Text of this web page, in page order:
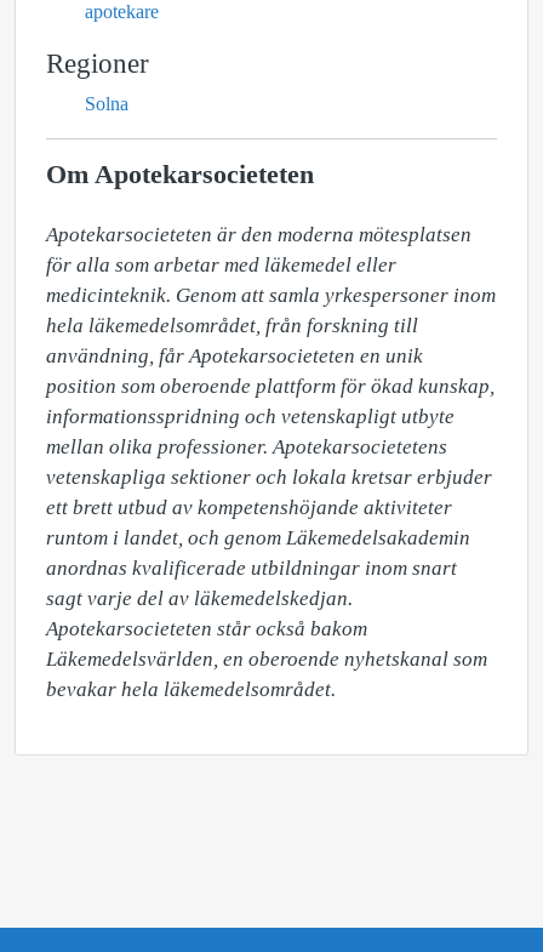
apotekare
Regioner
Solna
Om Apotekarsocieteten
Apotekarsocieteten är den moderna mötesplatsen
för alla som arbetar med läkemedel eller
medicinteknik. Genom att samla yrkespersoner inom
hela läkemedelsområdet, från forskning till
användning, får Apotekarsocieteten en unik
position som oberoende plattform för ökad kunskap,
informationsspridning och vetenskapligt utbyte
mellan olika professioner. Apotekarsocietetens
vetenskapliga sektioner och lokala kretsar erbjuder
ett brett utbud av kompetenshöjande aktiviteter
runtom i landet, och genom Läkemedelsakademin
anordnas kvalificerade utbildningar inom snart
sagt varje del av läkemedelskedjan.
Apotekarsocieteten står också bakom
Läkemedelsvärlden, en oberoende nyhetskanal som
bevakar hela läkemedelsområdet.